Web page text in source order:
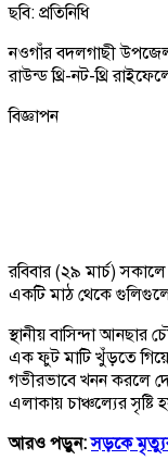
ছবি: প্রতিনিধি
নওগাঁর বদলগাছী
রাউন্ড থ্রি-নট-থ্রি
বিজ্ঞাপন
রবিবার (২৯ মার্চ)
একটি মাঠ থেকে
স্থানীয় বাসিন্দা
এক ফুট মাটি খুঁড়তে
গভীরভাবে খনন করলে
এলাকায় চাঞ্চল্যের সৃষ্টি
আরও পড়ুন:সড়কে